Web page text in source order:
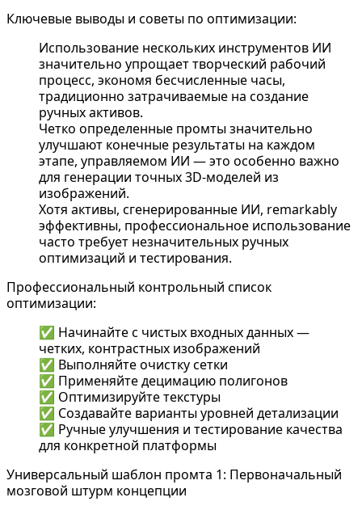
Ключевые выводы и советы по оптимизации:
Использование нескольких инструментов ИИ
значительно упрощает творческий рабочий
процесс, экономя бесчисленные часы,
традиционно затрачиваемые на создание
ручных активов.
Четко определенные промты значительно
улучшают конечные результаты на каждом
этапе, управляемом ИИ — это особенно важно
для генерации точных 3D-моделей из
изображений.
Хотя активы, сгенерированные ИИ, remarkably
эффективны, профессиональное использование
часто требует незначительных ручных
оптимизаций и тестирования.
Профессиональный контрольный список
оптимизации:
✅ Начинайте с чистых входных данных —
четких, контрастных изображений
✅ Выполняйте очистку сетки
✅ Применяйте децимацию полигонов
✅ Оптимизируйте текстуры
✅ Создавайте варианты уровней детализации
✅ Ручные улучшения и тестирование качества
для конкретной платформы
Универсальный шаблон промта 1: Первоначальный
мозговой штурм концепции